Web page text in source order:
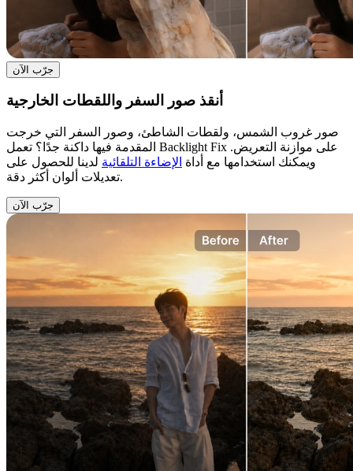
جرّب الآن
أنقذ صور السفر واللقطات الخارجية
صور غروب الشمس، ولقطات الشاطئ، وصور السفر التي خرجت
المقدمة فيها داكنة جدًا؟ تعمل Backlight Fix على موازنة التعريض.
ويمكنك استخدامها مع أداة الإضاءة التلقائية لدينا للحصول على
تعديلات ألوان أكثر دقة.
جرّب الآن